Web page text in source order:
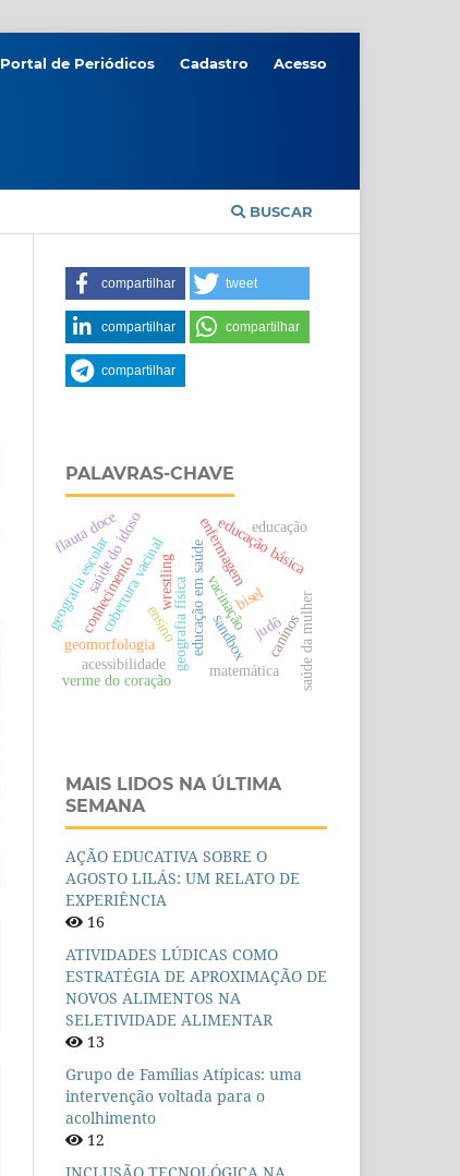
BUSCAR
Portal de Periódicos Cadastro Acesso
compartilhar tweet
compartilhar compartilhar
compartilhar
PALAVRAS-CHAVE
geografia física
geomorfologia
geografia escolar
sandbox
cobertura vacinal educação em saúde
enfermagem
vacinação
ensino
educação básica
bisel
flauta doce
matemática
acessibilidade saúde da mulher
conhecimento
educação
judô
wrestling
saúde do idoso
caninos
verme do coração
MAIS LIDOS NA ÚLTIMA
SEMANA
AÇÃO EDUCATIVA SOBRE O
AGOSTO LILÁS: UM RELATO DE
EXPERIÊNCIA
16
ATIVIDADES LÚDICAS COMO
ESTRATÉGIA DE APROXIMAÇÃO DE
NOVOS ALIMENTOS NA
SELETIVIDADE ALIMENTAR
13
Grupo de Famílias Atípicas: uma
intervenção voltada para o
acolhimento
12